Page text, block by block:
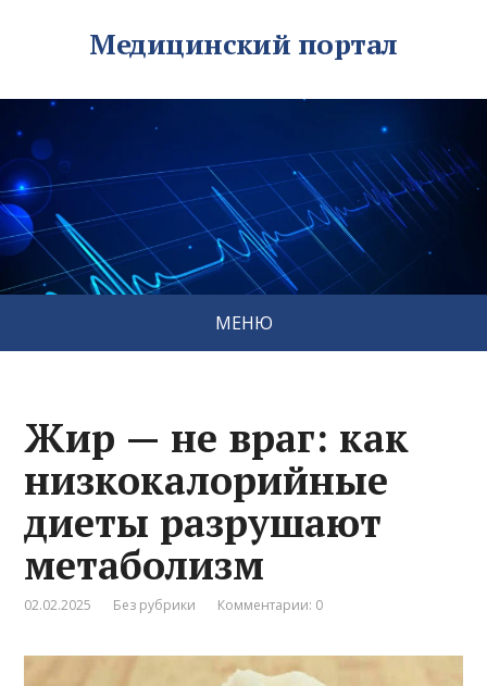
Медицинский портал
МЕНЮ
Жир — не враг: как
низкокалорийные
диеты разрушают
метаболизм
02.02.2025 Без рубрики Комментарии: 0